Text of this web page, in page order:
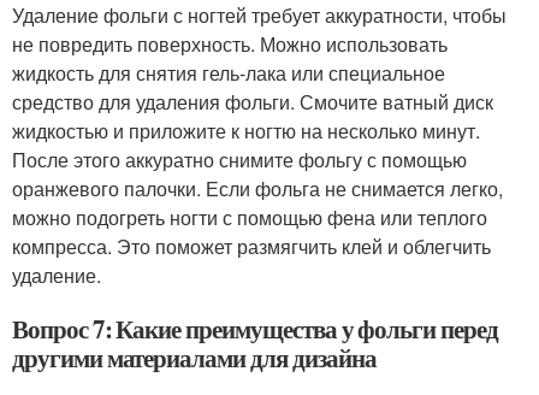
Удаление фольги с ногтей требует аккуратности, чтобы
не повредить поверхность. Можно использовать
жидкость для снятия гель-лака или специальное
средство для удаления фольги. Смочите ватный диск
жидкостью и приложите к ногтю на несколько минут.
После этого аккуратно снимите фольгу с помощью
оранжевого палочки. Если фольга не снимается легко,
можно подогреть ногти с помощью фена или теплого
компресса. Это поможет размягчить клей и облегчить
удаление.
Вопрос 7: Какие преимущества у фольги перед
другими материалами для дизайна